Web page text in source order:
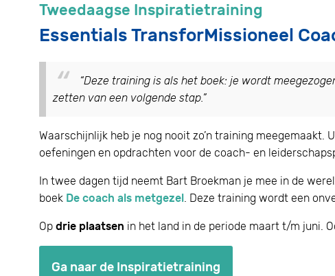
Tweedaagse Inspiratietraining
Essentials TransforMissioneel
“Deze training is als het boek: je wordt
zetten van een volgende stap.”
Waarschijnlijk heb je nog nooit zo’n training
oefeningen en opdrachten voor de coach- en
In twee dagen tijd neemt Bart Broekman je mee in de
boek De coach als metgezel . Deze training wordt een
Op drie plaatsen in het land in de periode maart t/m juni.
Ga naar de Inspiratietraining